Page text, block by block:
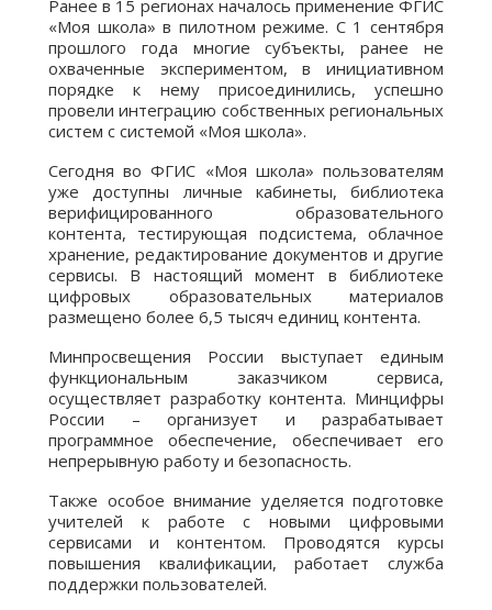
Ранее в 15 регионах началось применение ФГИС
«Моя школа» в пилотном режиме. С 1 сентября
прошлого года многие субъекты, ранее не
охваченные экспериментом, в инициативном
порядке к нему присоединились, успешно
провели интеграцию собственных региональных
систем с системой «Моя школа».
Сегодня во ФГИС «Моя школа» пользователям
уже доступны личные кабинеты, библиотека
верифицированного образовательного
контента, тестирующая подсистема, облачное
хранение, редактирование документов и другие
сервисы. В настоящий момент в библиотеке
цифровых образовательных материалов
размещено более 6,5 тысяч единиц контента.
Минпросвещения России выступает единым
функциональным заказчиком сервиса,
осуществляет разработку контента. Минцифры
России – организует и разрабатывает
программное обеспечение, обеспечивает его
непрерывную работу и безопасность.
Также особое внимание уделяется подготовке
учителей к работе с новыми цифровыми
сервисами и контентом. Проводятся курсы
повышения квалификации, работает служба
поддержки пользователей.